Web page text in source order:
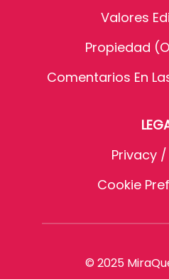
Valores
Propiedad
Comentarios En
Privacy
Cookie
© 2025